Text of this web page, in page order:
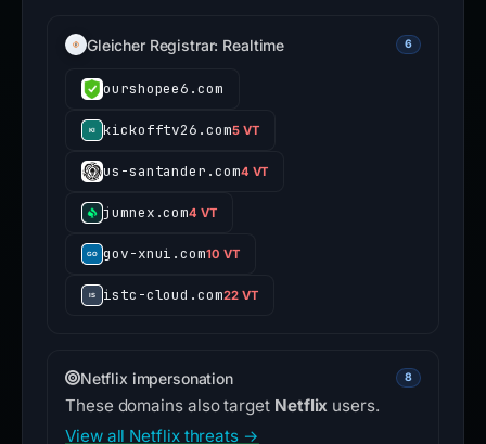
Gleicher Registrar: Realtime 6
ourshopee6.com
kickofftv26.com5 VT
us-santander.com4 VT
jumnex.com4 VT
gov-xnui.com10 VT
istc-cloud.com22 VT
Netflix impersonation 8
These domains also target Netflix users.
View all Netflix threats →